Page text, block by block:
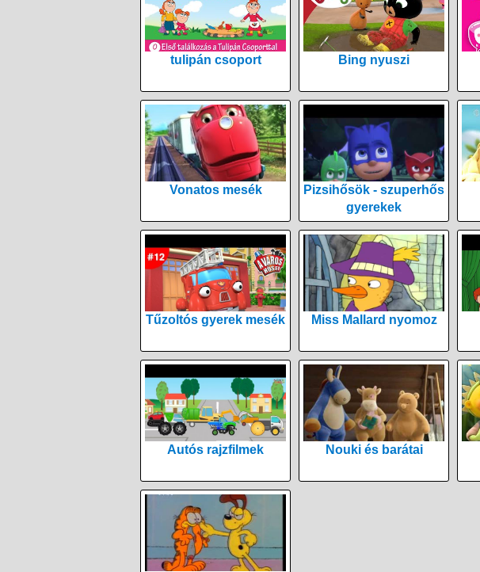
tulipán csoport Bing nyuszi
Vonatos mesék
Pizsihősök - szuperhős
gyerekek
Tűzoltós gyerek mesék Miss Mallard nyomoz
Autós rajzfilmek Nouki és barátai